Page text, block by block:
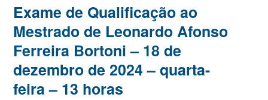
Exame de Qualificação ao
Mestrado de Leonardo Afonso
Ferreira Bortoni – 18 de
dezembro de 2024 – quarta-
feira – 13 horas